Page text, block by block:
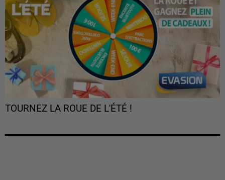
TOURNEZ LA ROUE DE L'ÉTÉ !